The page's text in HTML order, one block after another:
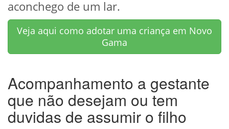
aconchego de um lar.
Veja aqui como adotar uma criança em Novo
Gama
Acompanhamento a gestante
que não desejam ou tem
duvidas de assumir o filho